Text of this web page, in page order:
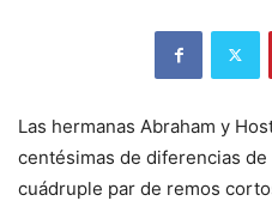
Las hermanas Abraham y
centésimas de diferencias
cuádruple par de remos